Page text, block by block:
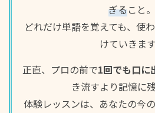
단어는 “생각해 내는” 연습을
ぎること。
どれだけ単語を覚えても、使
けていきます
正直、プロの前で1回でも口に
き流すより記憶に残
体験レッスンは、あなたの今